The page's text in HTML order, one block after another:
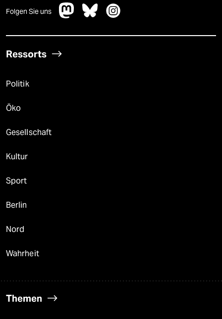
Folgen Sie uns
Ressorts
Politik
Öko
Gesellschaft
Kultur
Sport
Berlin
Nord
Wahrheit
Themen